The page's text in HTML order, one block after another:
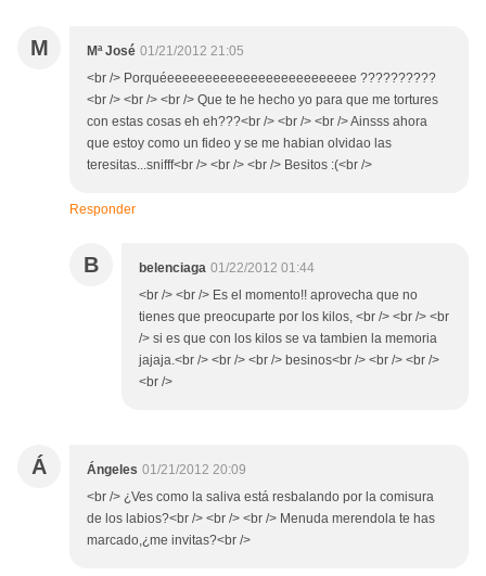
M Mª José 01/21/2012 21:05
<br /> Porquéeeeeeeeeeeeeeeeeeeeeeeeee ??????????
<br /> <br /> <br /> Que te he hecho yo para que me tortures
con estas cosas eh eh???<br /> <br /> <br /> Ainsss ahora
que estoy como un fideo y se me habian olvidao las
teresitas...snifff<br /> <br /> <br /> Besitos :(<br />
Responder
B belenciaga 01/22/2012 01:44
<br /> <br /> Es el momento!! aprovecha que no
tienes que preocuparte por los kilos, <br /> <br /> <br
/> si es que con los kilos se va tambien la memoria
jajaja.<br /> <br /> <br /> besinos<br /> <br /> <br />
<br />
Á Ángeles 01/21/2012 20:09
<br /> ¿Ves como la saliva está resbalando por la comisura
de los labios?<br /> <br /> <br /> Menuda merendola te has
marcado,¿me invitas?<br />